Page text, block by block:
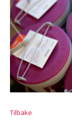
Tilbake